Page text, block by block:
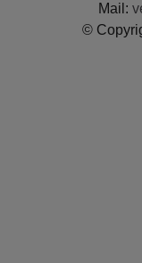
Mail:
©